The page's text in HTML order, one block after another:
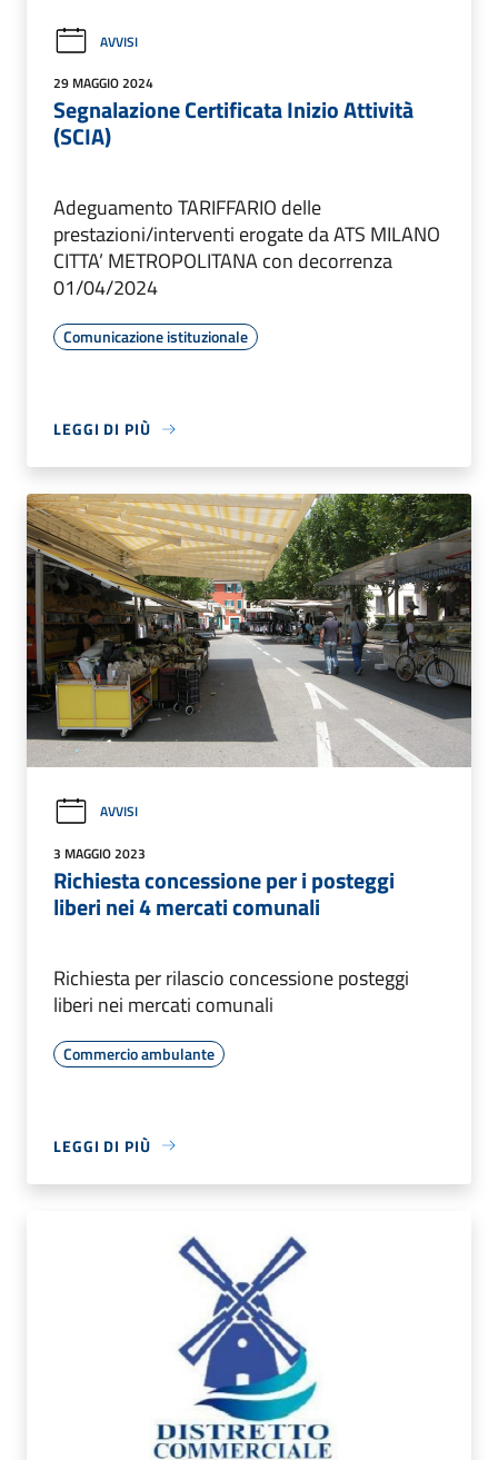
AVVISI
29 MAGGIO 2024
Segnalazione Certificata Inizio Attività
(SCIA)
Adeguamento TARIFFARIO delle
prestazioni/interventi erogate da ATS MILANO
CITTA’ METROPOLITANA con decorrenza
01/04/2024
Comunicazione istituzionale
LEGGI DI PIÙ
AVVISI
3 MAGGIO 2023
Richiesta concessione per i posteggi
liberi nei 4 mercati comunali
Richiesta per rilascio concessione posteggi
liberi nei mercati comunali
Commercio ambulante
LEGGI DI PIÙ